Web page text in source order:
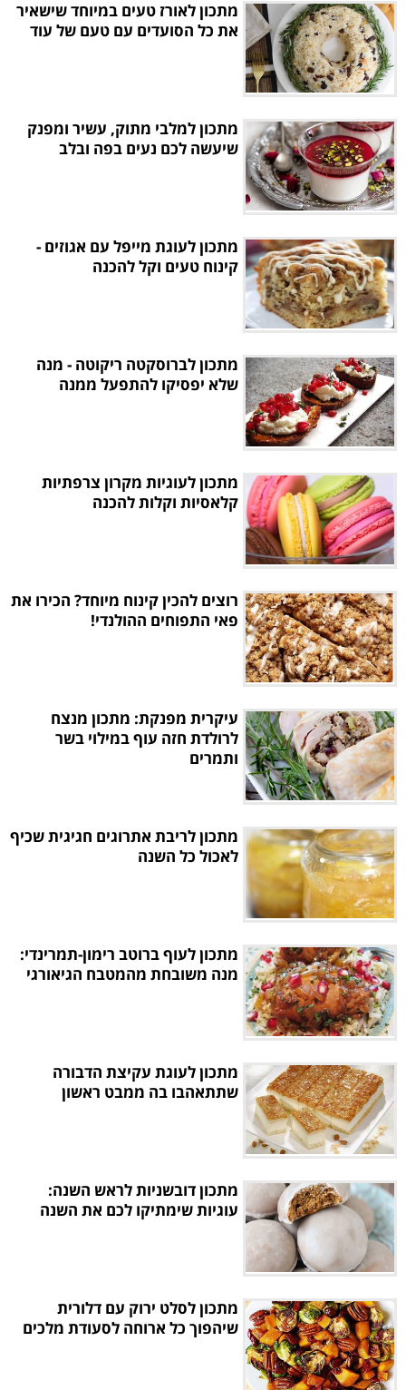
מתכון לאורז טעים במיוחד שישאיר
את כל הסועדים עם טעם של עוד
מתכון למלבי מתוק, עשיר ומפנק
שיעשה לכם נעים בפה ובלב
מתכון לעוגת מייפל עם אגוזים -
קינוח טעים וקל להכנה
מתכון לברוסקטה ריקוטה - מנה
שלא יפסיקו להתפעל ממנה
מתכון לעוגיות מקרון צרפתיות
קלאסיות וקלות להכנה
רוצים להכין קינוח מיוחד? הכירו את
פאי התפוחים ההולנדי!
עיקרית מפנקת: מתכון מנצח
לרולדת חזה עוף במילוי בשר
ותמרים
מתכון לריבת אתרוגים חגיגית שכיף
לאכול כל השנה
מתכון לעוף ברוטב רימון-תמרינדי:
מנה משובחת מהמטבח הגיאורגי
מתכון לעוגת עקיצת הדבורה
שתתאהבו בה ממבט ראשון
מתכון דובשניות לראש השנה:
עוגיות שימתיקו לכם את השנה
מתכון לסלט ירוק עם דלורית
שיהפוך כל ארוחה לסעודת מלכים